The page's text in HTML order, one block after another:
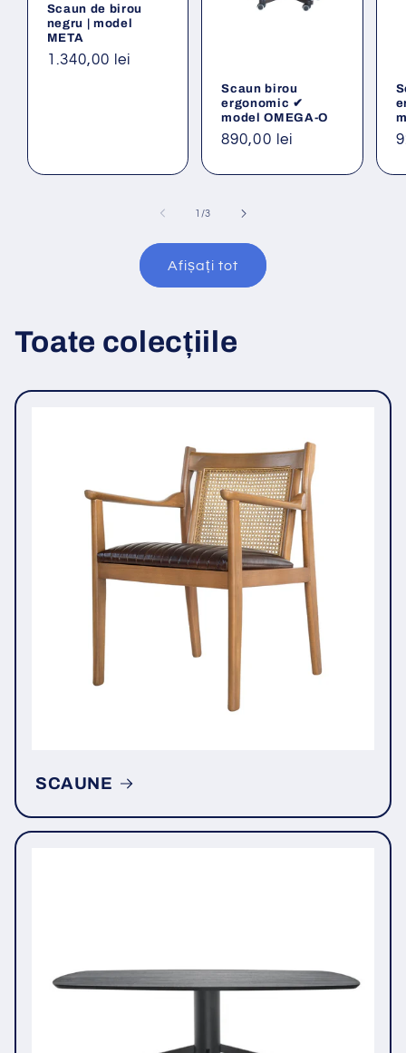
Scaun de birou
negru | model
META
Preț
1.340,00 lei
Scaun birou
ergonomic ✔
model OMEGA-O
Preț
890,00 lei
1 /din
3
Afișați tot
Toate colecțiile
SCAUNE